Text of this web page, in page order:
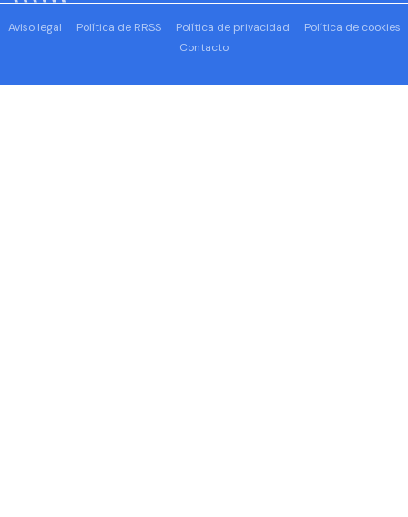
Aviso legal Política de RRSS Política de privacidad
Política de cookies
Contacto